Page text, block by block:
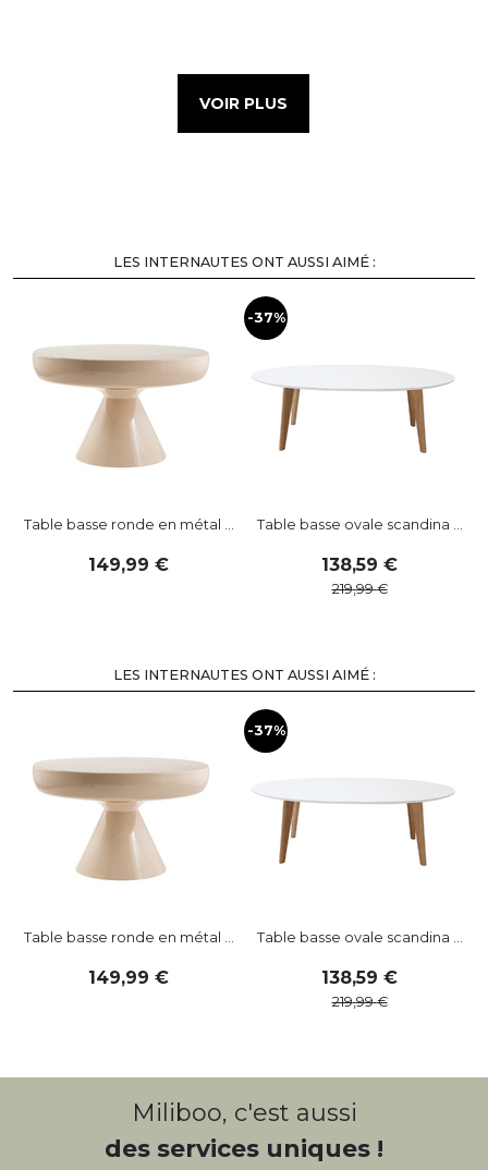
VOIR PLUS
LES INTERNAUTES ONT AUSSI AIMÉ :
Table basse ronde en métal ...
149,99
-37%
Table basse ovale scandina ...
138,59
219,99
LES INTERNAUTES ONT AUSSI AIMÉ :
Table basse ronde en métal ...
149,99
-37%
Table basse ovale scandina ...
138,59
219,99
Miliboo, c'est aussi
des services uniques !